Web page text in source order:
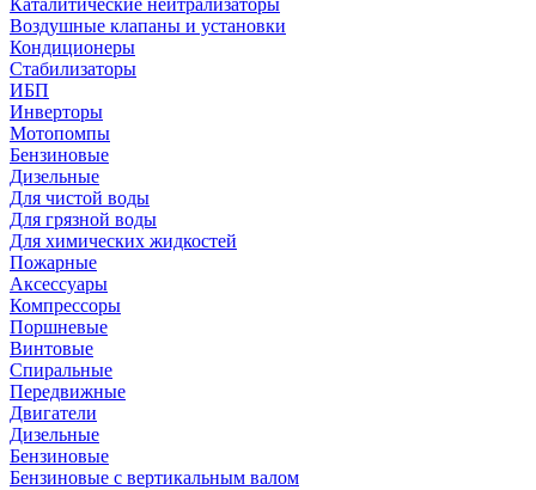
Каталитические нейтрализаторы
Воздушные клапаны и установки
Кондиционеры
Стабилизаторы
ИБП
Инверторы
Мотопомпы
Бензиновые
Дизельные
Для чистой воды
Для грязной воды
Для химических жидкостей
Пожарные
Аксессуары
Компрессоры
Поршневые
Винтовые
Спиральные
Передвижные
Двигатели
Дизельные
Бензиновые
Бензиновые с вертикальным валом